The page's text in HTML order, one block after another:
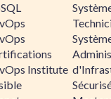
Institute